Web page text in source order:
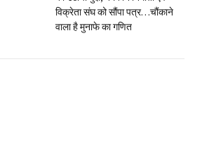
विक्रेता संघ को सौंपा पत्र…चौंकाने
वाला है मुनाफे का गणित